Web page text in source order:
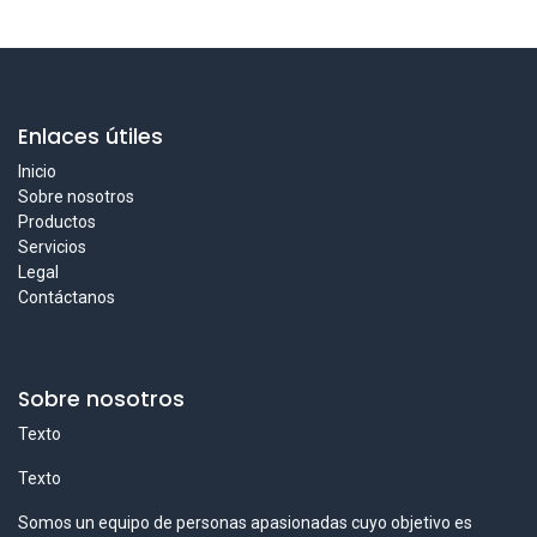
Enlaces útiles
Inicio
Sobre nosotros
Productos
Servicios
Legal
Contáctanos
Sobre nosotros
Texto
Texto
Somos un equipo de personas apasionadas cuyo objetivo es